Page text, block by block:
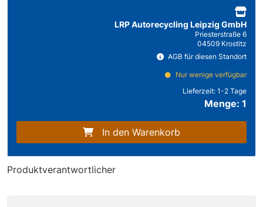
LRP Autorecycling Leipzig GmbH
Priesterstraße 6
04509 Krostitz
AGB für diesen Standort
Nur wenige verfügbar
Lieferzeit: 1-2 Tage
Menge: 1
In den Warenkorb
Produktverantwortlicher